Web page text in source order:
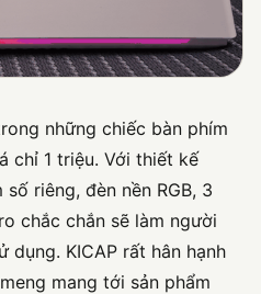
những chiếc bàn phím
chỉ 1 triệu. Với thiết kế
riêng, đèn nền RGB, 3
chắc chắn sẽ làm người
dụng. KICAP rất hân hạnh
mang tới sản phẩm